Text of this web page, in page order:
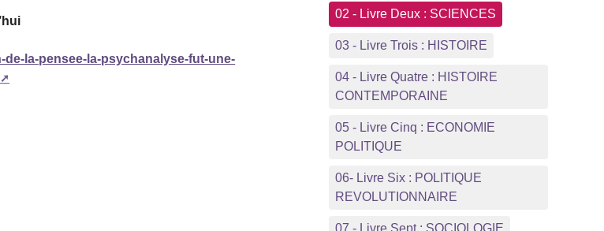
de-la-pensee-la-psychanalyse-fut-une-
02 - Livre Deux : SCIENCES
03 - Livre Trois : HISTOIRE
04 - Livre Quatre : HISTOIRE
CONTEMPORAINE
05 - Livre Cinq : ECONOMIE
POLITIQUE
06- Livre Six : POLITIQUE
REVOLUTIONNAIRE
07 - Livre Sept : SOCIOLOGIE